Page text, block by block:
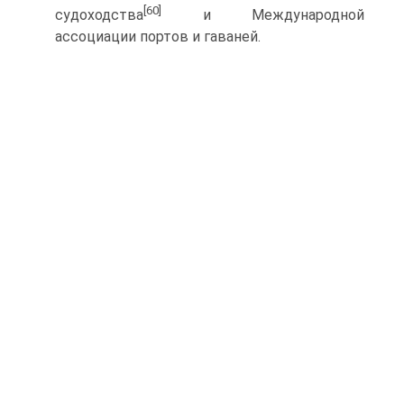
судоходства [60]
и Международной
ассоциации портов и гаваней.